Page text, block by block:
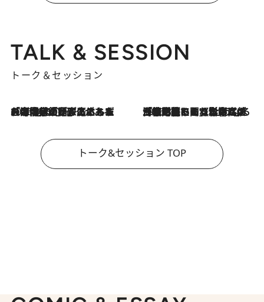
TALK & SESSION
トーク＆セッション
2026.8.3
「今後値上げがあるとすれば…」「リスクがあるのは今年の冬」エネルギー専門家が語る、ホルムズ海峡封鎖が家庭にもたらす“ある心配” 2026.8.3
「住宅建てられない…」「サーチャージ料の高値が続いている」ホルムズ海峡封鎖による影響はいつまで続く？《エネルギー専門家に聞く“どうなる日本の暮らし”》
トーク&セッション TOP